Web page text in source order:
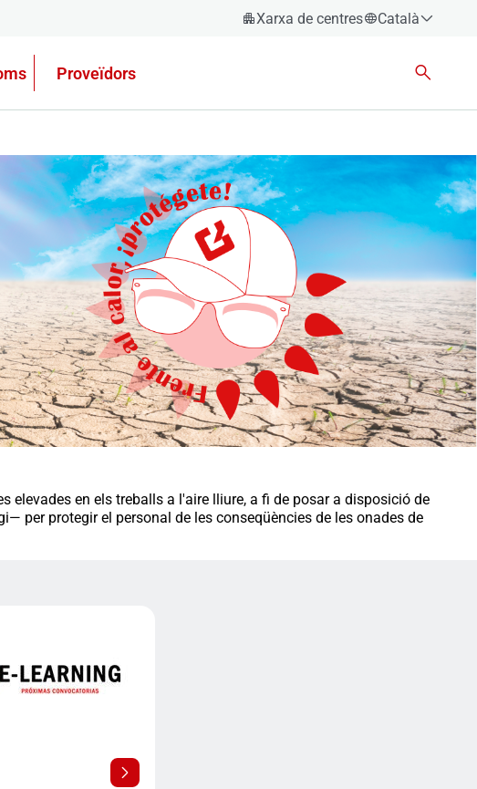
Xarxa de centres
Català
Valencià
English
Proveïdors
elevades en els treballs a l'aire lliure, a fi de posar a disposició de
per protegir el personal de les conseqüències de les onades de